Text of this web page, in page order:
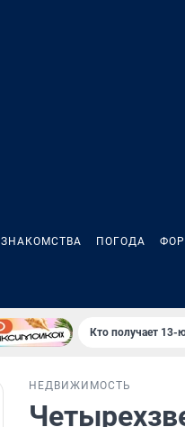
ЗНАКОМСТВА ПОГОДА
Кто получает 13-
НЕДВИЖИМОСТЬ